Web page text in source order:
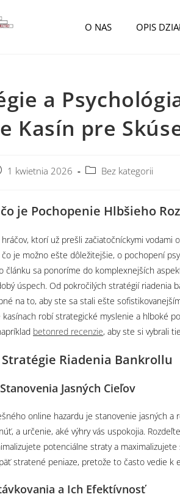
O NAS OPIS
a
Kasín pre
1 kwietnia 2026 Bez kategorii
je Pochopenie Hlbšieho
ktorí už prešli začiatočníckymi vodami
čo je možno ešte dôležitejšie, o pochopení
článku sa ponoríme do komplexnejších
úspech. Od pokročilých stratégií riadenia
na to, aby ste sa stali ešte
kasínach robí strategické myslenie a hlboké
betonred recenzie, aby ste si vybrali
Riadenia Bankrollu
Jasných Cieľov
online hazardu je stanovenie jasných a
a určenie, aké výhry vás uspokojia.
potenciálne straty a
stratené peniaze, pretože to často vedie k
a Ich Efektívnosť